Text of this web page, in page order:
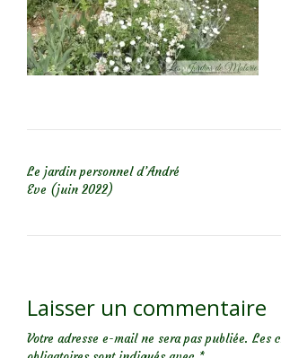
Le jardin personnel d’André
Eve (juin 2022)
Laisser un commentaire
Votre adresse e-mail ne sera pas publiée. Les